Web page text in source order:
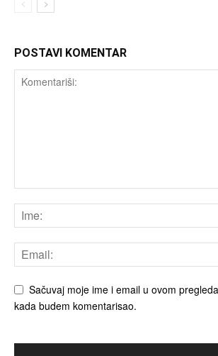
POSTAVI KOMENTAR
Sačuvaj moje ime i email u ovom
kada budem komentarisao.